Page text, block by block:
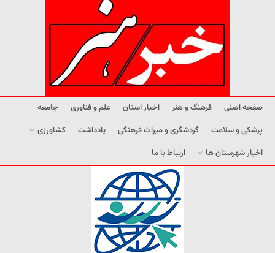
صفحه اصلی فرهنگ و هنر اخبار استان علم و فناوری
جامعه
پزشکی و سلامت
گردشگری و میراث فرهنگی یادداشت
کشاورزی
اخبار شهرستان ها
ارتباط با ما